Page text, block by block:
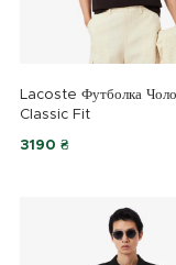
Lacoste Футболка
Classic Fit
3190 ₴